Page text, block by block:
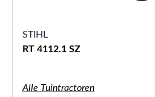
STIHL
RT 4112.1 SZ
Alle Tuintractoren